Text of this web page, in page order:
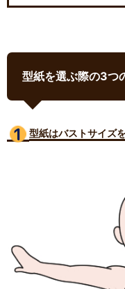
型紙を選ぶ際の3つ
型紙はバストサイズ